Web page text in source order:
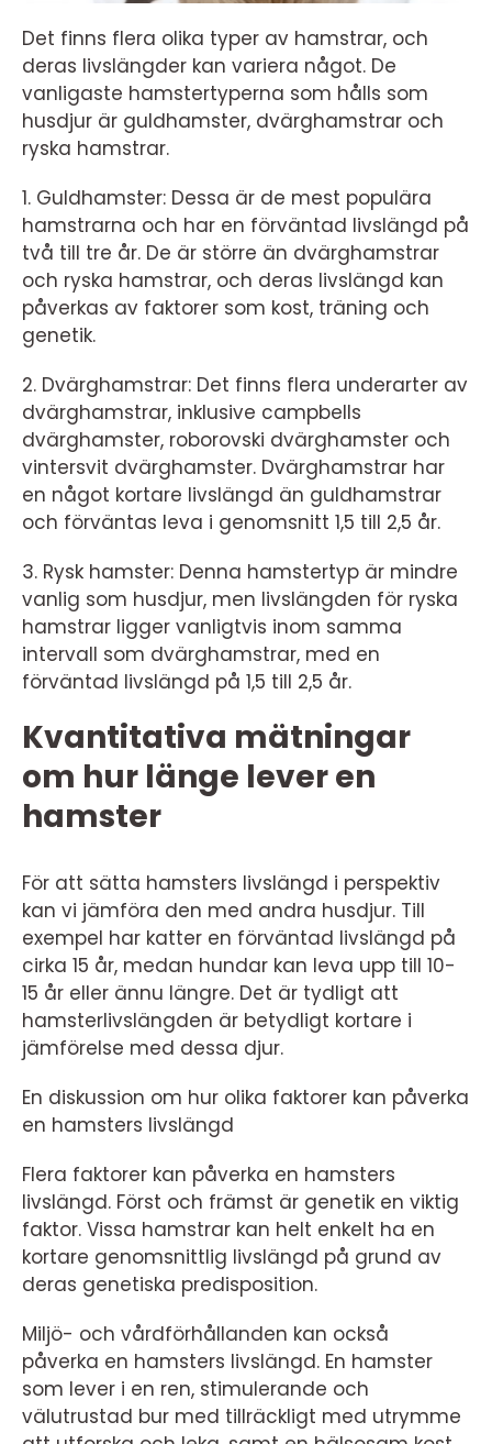
Det finns flera olika typer av hamstrar, och
deras livslängder kan variera något. De
vanligaste hamstertyperna som hålls som
husdjur är guldhamster, dvärghamstrar och
ryska hamstrar.
1. Guldhamster: Dessa är de mest populära
hamstrarna och har en förväntad livslängd på
två till tre år. De är större än dvärghamstrar
och ryska hamstrar, och deras livslängd kan
påverkas av faktorer som kost, träning och
genetik.
2. Dvärghamstrar: Det finns flera underarter av
dvärghamstrar, inklusive campbells
dvärghamster, roborovski dvärghamster och
vintersvit dvärghamster. Dvärghamstrar har
en något kortare livslängd än guldhamstrar
och förväntas leva i genomsnitt 1,5 till 2,5 år.
3. Rysk hamster: Denna hamstertyp är mindre
vanlig som husdjur, men livslängden för ryska
hamstrar ligger vanligtvis inom samma
intervall som dvärghamstrar, med en
förväntad livslängd på 1,5 till 2,5 år.
Kvantitativa mätningar
om hur länge lever en
hamster
För att sätta hamsters livslängd i perspektiv
kan vi jämföra den med andra husdjur. Till
exempel har katter en förväntad livslängd på
cirka 15 år, medan hundar kan leva upp till 10-
15 år eller ännu längre. Det är tydligt att
hamsterlivslängden är betydligt kortare i
jämförelse med dessa djur.
En diskussion om hur olika faktorer kan påverka
en hamsters livslängd
Flera faktorer kan påverka en hamsters
livslängd. Först och främst är genetik en viktig
faktor. Vissa hamstrar kan helt enkelt ha en
kortare genomsnittlig livslängd på grund av
deras genetiska predisposition.
Miljö- och vårdförhållanden kan också
påverka en hamsters livslängd. En hamster
som lever i en ren, stimulerande och
välutrustad bur med tillräckligt med utrymme